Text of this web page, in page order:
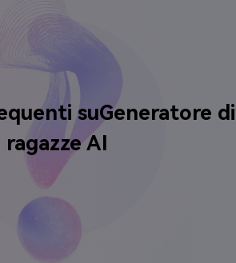
suGeneratore di
ragazze AI